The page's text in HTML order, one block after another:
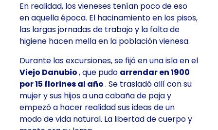
En realidad, los vieneses tenían poco de eso
en aquella época. El hacinamiento en los pisos,
las largas jornadas de trabajo y la falta de
higiene hacen mella en la población vienesa.
Durante las excursiones, se fijó en una isla en el
Viejo Danubio, que pudo arrendar en 1900
por 15 florines al año. Se trasladó allí con su
mujer y sus hijos a una cabaña de paja y
empezó a hacer realidad sus ideas de un
modo de vida natural. La libertad de cuerpo y